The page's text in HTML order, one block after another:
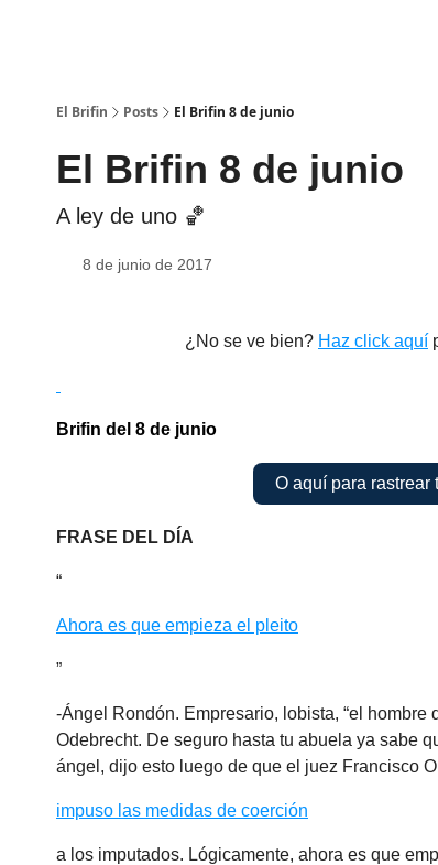
El Brifin Posts El Brifin 8 de junio
El Brifin 8 de junio
A ley de uno 🏀
8 de junio de 2017
¿No se ve bien? Haz click aquí
Brifin del 8 de junio
O aquí para rastrear
FRASE DEL DÍA
“
Ahora es que empieza el pleito
”
-Ángel Rondón. Empresario, lobista, “el hombre
Odebrecht. De seguro hasta tu abuela ya sabe
ángel, dijo esto luego de que el juez Francisco
impuso las medidas de coerción
a los imputados. Lógicamente, ahora es que